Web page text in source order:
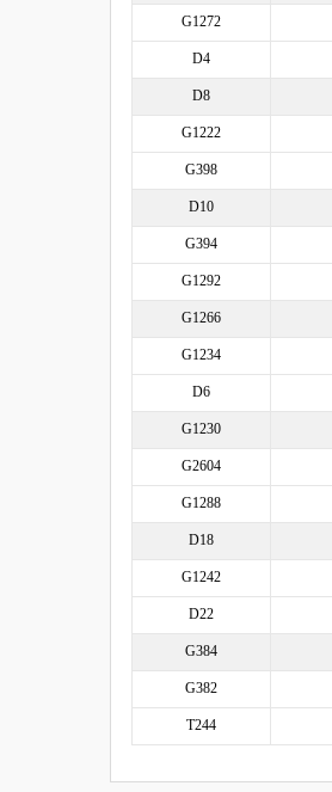
G1272
D4
D8
G1222
G398
D10
G394
G1292
G1266
G1234
D6
G1230
G2604
G1288
D18
G1242
D22
G384
G382
T244